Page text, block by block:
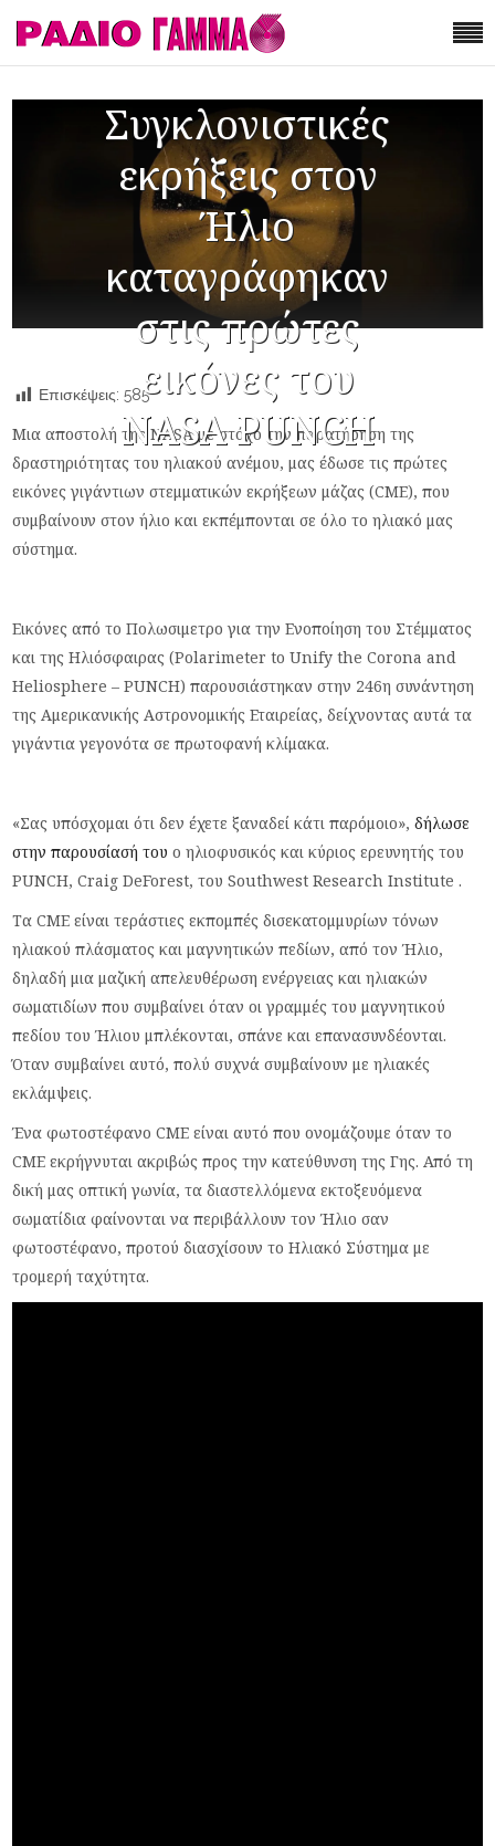
Συγκλονιστικές
εκρήξεις στον
Ήλιο
καταγράφηκαν
στις πρώτες
εικόνες του
NASA PUNCH
Επισκέψεις: 585
Μια αποστολή της NASA με στόχο την παρατήρηση της
δραστηριότητας του ηλιακού ανέμου, μας έδωσε τις πρώτες
εικόνες γιγάντιων στεμματικών εκρήξεων μάζας (CME), που
συμβαίνουν στον ήλιο και εκπέμπονται σε όλο το ηλιακό μας
σύστημα.
Εικόνες από το Πολωσιμετρο για την Ενοποίηση του Στέμματος
και της Ηλιόσφαιρας (Polarimeter to Unify the Corona and
Heliosphere – PUNCH) παρουσιάστηκαν στην 246η συνάντηση
της Αμερικανικής Αστρονομικής Εταιρείας, δείχνοντας αυτά τα
γιγάντια γεγονότα σε πρωτοφανή κλίμακα.
«Σας υπόσχομαι ότι δεν έχετε ξαναδεί κάτι παρόμοιο»,δήλωσε
στην παρουσίασή του ο ηλιοφυσικός και κύριος ερευνητής του
PUNCH, Craig DeForest, του Southwest Research Institute .
Τα CME είναι τεράστιες εκπομπές δισεκατομμυρίων τόνων
ηλιακού πλάσματος και μαγνητικών πεδίων, από τον Ήλιο,
δηλαδή μια μαζική απελευθέρωση ενέργειας και ηλιακών
σωματιδίων που συμβαίνει όταν οι γραμμές του μαγνητικού
πεδίου του Ήλιου μπλέκονται, σπάνε και επανασυνδέονται.
Όταν συμβαίνει αυτό, πολύ συχνά συμβαίνουν με ηλιακές
εκλάμψεις.
Ένα φωτοστέφανο CME είναι αυτό που ονομάζουμε όταν το
CME εκρήγνυται ακριβώς προς την κατεύθυνση της Γης. Από τη
δική μας οπτική γωνία, τα διαστελλόμενα εκτοξευόμενα
σωματίδια φαίνονται να περιβάλλουν τον Ήλιο σαν
φωτοστέφανο, προτού διασχίσουν το Ηλιακό Σύστημα με
τρομερή ταχύτητα.